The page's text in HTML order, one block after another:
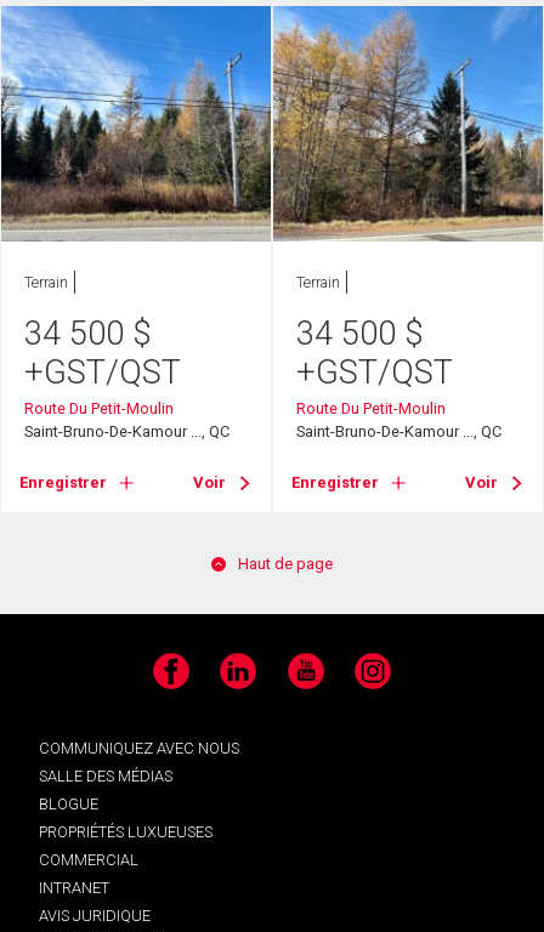
Terrain
34 500 $
+GST/QST
Route Du Petit-Moulin
Saint-Bruno-De-Kamour ..., QC
Enregistrer Voir
Terrain
34 500 $
+GST/QST
Route Du Petit-Moulin
Saint-Bruno-De-Kamour ..., QC
Enregistrer Voir
Haut de page
Facebook LinkedIn YouTube Instagram
COMMUNIQUEZ AVEC NOUS
SALLE DES MÉDIAS
BLOGUE
PROPRIÉTÉS LUXUEUSES
COMMERCIAL
INTRANET
AVIS JURIDIQUE